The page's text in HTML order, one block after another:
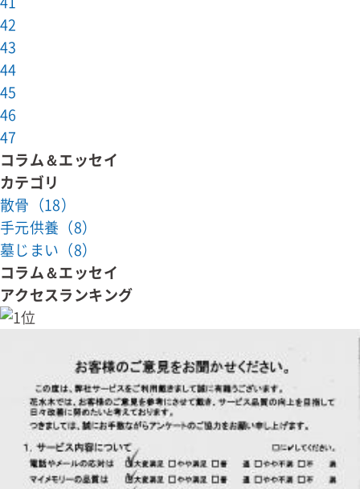
42
43
44
45
46
47
コラム＆エッセイ
カテゴリ
散骨（18）
手元供養（8）
墓じまい（8）
コラム＆エッセイ
アクセスランキング